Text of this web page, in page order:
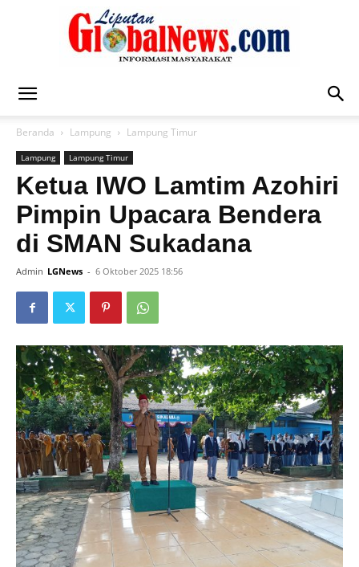
Global
News
Beranda Lampung Lampung Timur
Lampung Lampung Timur
Ketua IWO Lamtim Azohiri
Pimpin Upacara Bendera
di SMAN Sukadana
Admin LGNews - 6 Oktober 2025 18:56